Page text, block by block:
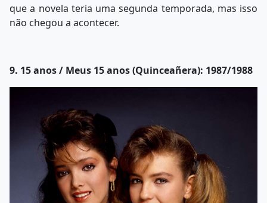
que a novela teria uma segunda temporada, mas isso
não chegou a acontecer.
9. 15 anos / Meus 15 anos (Quinceañera): 1987/1988